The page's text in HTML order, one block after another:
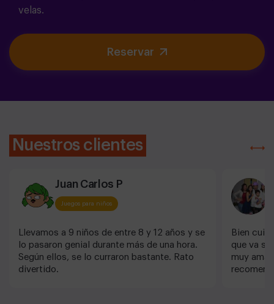
velas.
Reservar
Nuestros clientes
Juan Carlos P
Juegos para niños
Llevamos a 9 niños de entre 8 y 12 años y se
lo pasaron genial durante más de una hora.
Según ellos, se lo curraron bastante. Rato
divertido.
Bien
que va
muy